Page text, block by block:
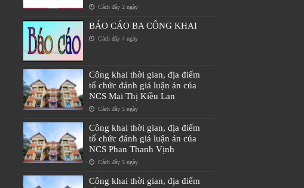
Cách đây 2 ngày
BÁO CÁO BA CÔNG KHAI
Cách đây 4 ngày
Công khai thời gian, địa điểm
tổ chức đánh giá luận án của
NCS Mai Thị Kiều Lan
Cách đây 5 ngày
Công khai thời gian, địa điểm
tổ chức đánh giá luận án của
NCS Phan Thanh Vịnh
Cách đây 5 ngày
Công khai thời gian, địa điểm